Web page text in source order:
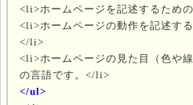
<li>ホームページを記述するため
<li>ホームページの動作を記述す
</li>
<li>ホームページの見た目（色や
の言語です。</li>
</ul>